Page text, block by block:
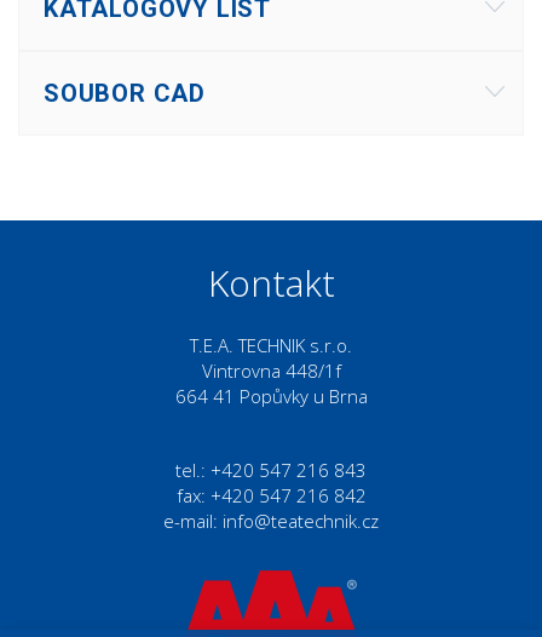
KATALOGOVÝ LIST
SOUBOR CAD
Kontakt
T.E.A. TECHNIK s.r.o.
Vintrovna 448/1f
664 41 Popůvky u Brna
tel.: +420 547 216 843
fax: +420 547 216 842
e-mail: info@teatechnik.cz